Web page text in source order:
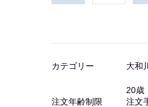
カテゴリー 大和
注文年齢制限
20歳
注文